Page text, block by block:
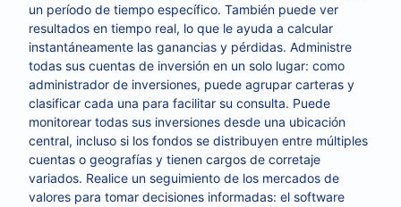
un período de tiempo específico. También puede ver
resultados en tiempo real, lo que le ayuda a calcular
instantáneamente las ganancias y pérdidas. Administre
todas sus cuentas de inversión en un solo lugar: como
administrador de inversiones, puede agrupar carteras y
clasificar cada una para facilitar su consulta. Puede
monitorear todas sus inversiones desde una ubicación
central, incluso si los fondos se distribuyen entre múltiples
cuentas o geografías y tienen cargos de corretaje
variados. Realice un seguimiento de los mercados de
valores para tomar decisiones informadas: el software